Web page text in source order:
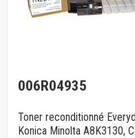
006R04935
Toner reconditionné
Konica Minolta A8K3130,